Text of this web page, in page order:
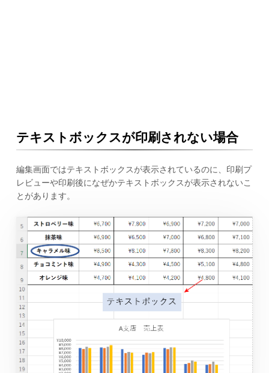
テキストボックスが印刷されない場合
編集画面ではテキストボックスが表示されているのに、印刷プ
レビューや印刷後になぜかテキストボックスが表示されないこ
とがあります。